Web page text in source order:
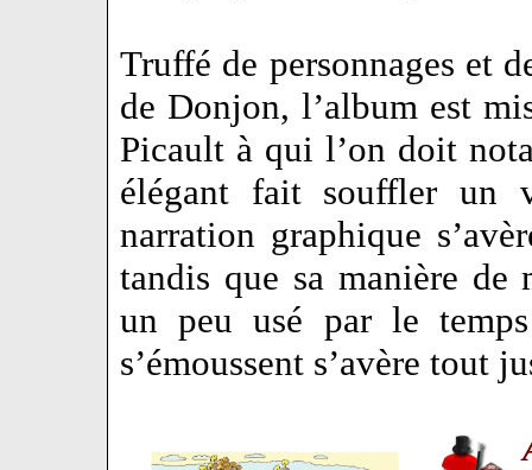
Truffé de personnages et
de Donjon, l’album est
Picault à qui l’on doit
élégant fait souffler un
narration graphique
tandis que sa manière de
un peu usé par le
s’émoussent s’avère tout